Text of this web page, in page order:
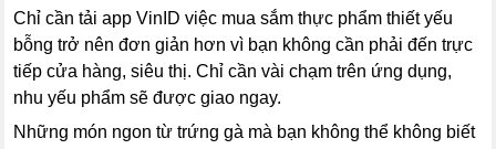
Chỉ cần tải app VinID việc mua sắm thực phẩm thiết yếu
bỗng trở nên đơn giản hơn vì bạn không cần phải đến trực
tiếp cửa hàng, siêu thị. Chỉ cần vài chạm trên ứng dụng,
nhu yếu phẩm sẽ được giao ngay.
Những món ngon từ trứng gà mà bạn không thể không biết